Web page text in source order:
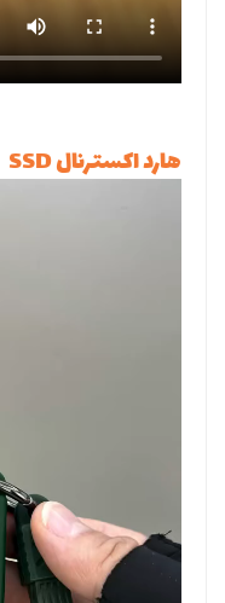
هارد اکسترنال SSD